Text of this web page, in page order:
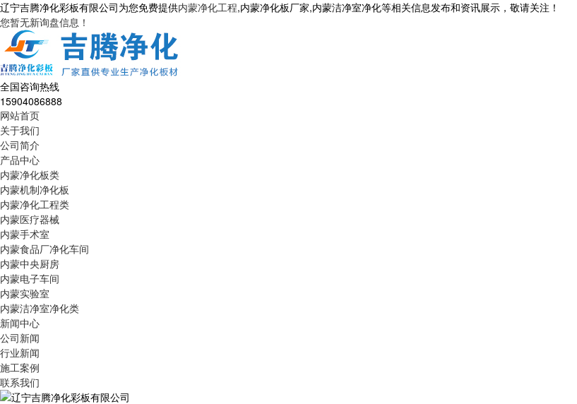
辽宁吉腾净化彩板有限公司为您免费提供内蒙净化工程,内蒙净化板厂家,内蒙洁净室净化等相关信息发布和资讯展示，敬请关注！
您暂无新询盘信息！
全国咨询热线
15904086888
网站首页
关于我们
公司简介
产品中心
内蒙净化板类
内蒙机制净化板
内蒙净化工程类
内蒙医疗器械
内蒙手术室
内蒙食品厂净化车间
内蒙中央厨房
内蒙电子车间
内蒙实验室
内蒙洁净室净化类
新闻中心
公司新闻
行业新闻
施工案例
联系我们